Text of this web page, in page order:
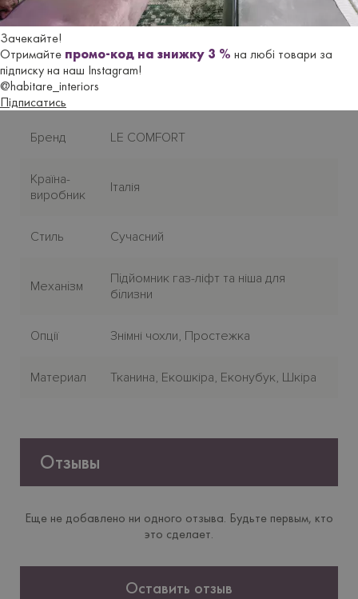
Зачекайте!
Отримайте промо-код на знижку 3 % на любі товари за
підписку на наш Instagram!
@habitare_interiors
Підписатись
Гарантійний термін- 18 місяців.
Характеристики
Бренд LE COMFORT
Країна-
виробник
Італія
Стиль Сучасний
Механiзм
Пiдйомник газ-ліфт та ніша для
бiлизни
Опції Знімні чохли, Простежка
Материал Тканина, Екошкіра, Еконубук, Шкіра
Отзывы
Еще не добавлено ни одного отзыва. Будьте первым, кто
это сделает.
Оставить отзыв